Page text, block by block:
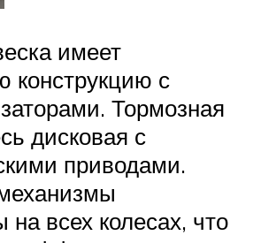
имеет
конструкцию с
Тормозная
дисковая с
приводами.
на всех колесах, что